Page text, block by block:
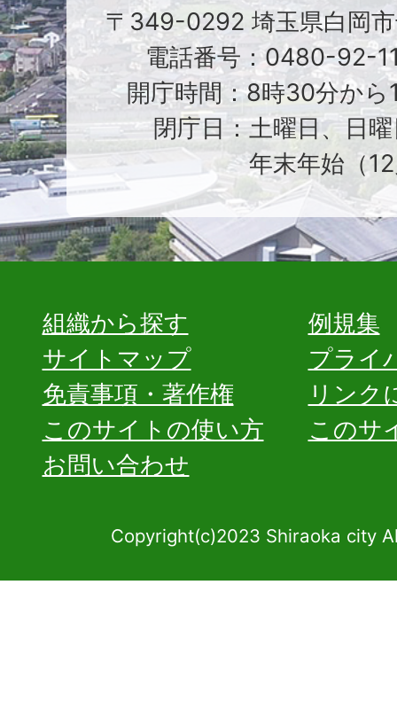
〒349-0292 埼玉県白岡
電話番号：0480-92-
開庁時間：8時30分から
閉庁日：土曜日、日
年末年始（
組織から探す
例規集
サイトマップ
プライ
免責事項・著作権
リンク
このサイトの使い方
このサ
お問い合わせ
Copyright(c)2023 Shiraoka city